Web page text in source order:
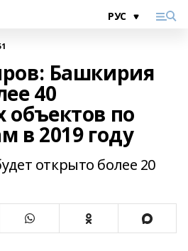
Башкирия
40
объектов по
в 2019 году
открыто более 20